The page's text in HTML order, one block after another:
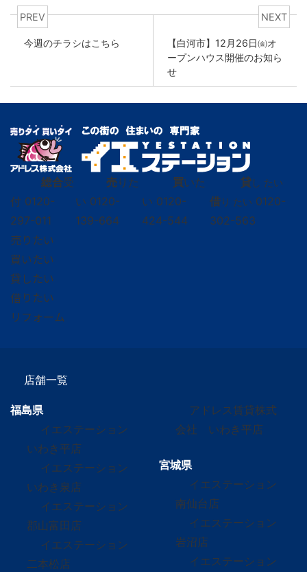
PREV
今週のチラシはこちら
NEXT
【白河市】12月26日㈮オ
ープンハウス開催のお知ら
せ
総合受
付 0120-
297-011
売りた
い 0120-
139-664
買いた
い 0120-
424-544
貸し たい
借り たい 0120-
302-563
売りたい
買いたい
貸したい
借りたい
リフォーム
店舗一覧
福島県
イエステーション
いわき平店
イエステーション
いわき泉店
イエステーション
郡山富田店
イエステーション
二本松店
アドレス賃貸株式
会社 いわき平店
宮城県
イエステーション
南仙台店
イエステーション
岩沼店
イエステーション